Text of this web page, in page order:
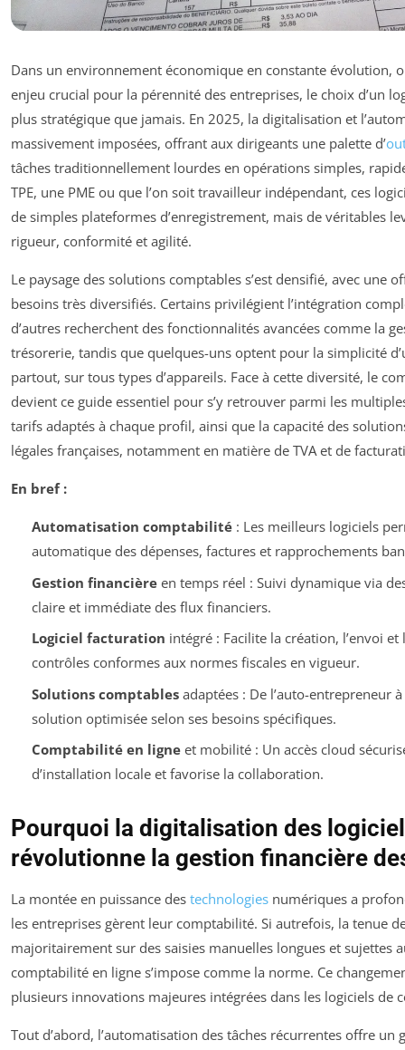
Dans un environnement économique en constante évolution,
enjeu crucial pour la pérennité des entreprises, le choix d’un
plus stratégique que jamais. En 2025, la digitalisation et
massivement imposées, offrant aux dirigeants une palette d’
tâches traditionnellement lourdes en opérations simples,
TPE, une PME ou que l’on soit travailleur indépendant, ces
de simples plateformes d’enregistrement, mais de véritables
rigueur, conformité et agilité.
Le paysage des solutions comptables s’est densifié, avec une
besoins très diversifiés. Certains privilégient l’intégration
d’autres recherchent des fonctionnalités avancées comme la
trésorerie, tandis que quelques-uns optent pour la simplicité
partout, sur tous types d’appareils. Face à cette diversité, le
devient ce guide essentiel pour s’y retrouver parmi les
tarifs adaptés à chaque profil, ainsi que la capacité des
légales françaises, notamment en matière de TVA et de
En bref :
Automatisation comptabilité: Les meilleurs logiciels
automatique des dépenses, factures et rapprochements
Gestion financièreen temps réel : Suivi dynamique via
claire et immédiate des flux financiers.
Logiciel facturation intégré : Facilite la création, l’envoi
contrôles conformes aux normes fiscales en vigueur.
Solutions comptablesadaptées : De l’auto-entrepreneur
solution optimisée selon ses besoins spécifiques.
Comptabilité en ligneet mobilité : Un accès cloud
d’installation locale et favorise la collaboration.
Pourquoi la digitalisation des
révolutionne la gestion financière
La montée en puissance des technologies numériques a
les entreprises gèrent leur comptabilité. Si autrefois, la tenue
majoritairement sur des saisies manuelles longues et sujettes
comptabilité en ligne s’impose comme la norme. Ce
plusieurs innovations majeures intégrées dans les logiciels de
Tout d’abord, l’automatisation des tâches récurrentes offre